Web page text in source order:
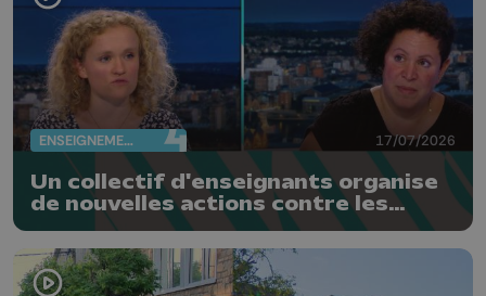
ENSEIGNEMENT 17/07/2026
Un collectif d'enseignants organise
de nouvelles actions contre les
réformes de la FWB